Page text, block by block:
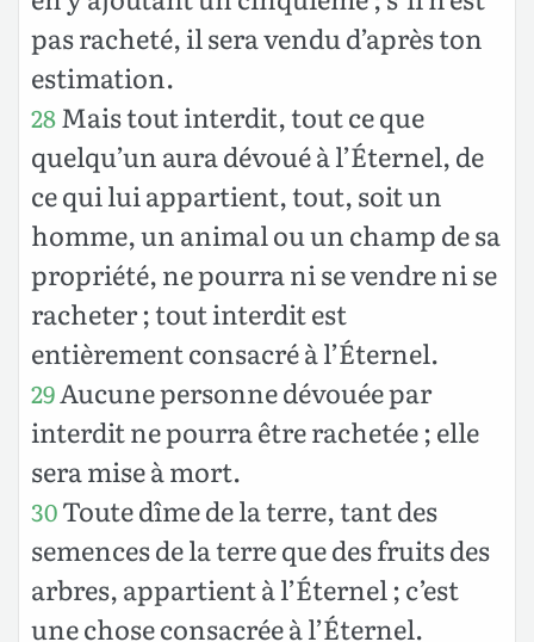
pas racheté, il sera vendu d’après ton
estimation.
28Mais tout interdit, tout ce que
quelqu’un aura dévoué à l’Éternel, de
ce qui lui appartient, tout, soit un
homme, un animal ou un champ de sa
propriété, ne pourra ni se vendre ni se
racheter ; tout interdit est
entièrement consacré à l’Éternel.
29Aucune personne dévouée par
interdit ne pourra être rachetée ; elle
sera mise à mort.
30Toute dîme de la terre, tant des
semences de la terre que des fruits des
arbres, appartient à l’Éternel ; c’est
une chose consacrée à l’Éternel.